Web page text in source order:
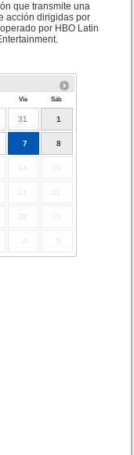
que transmite una
acción dirigidas por
por HBO Latin
Vie Sáb
31 1
7 8